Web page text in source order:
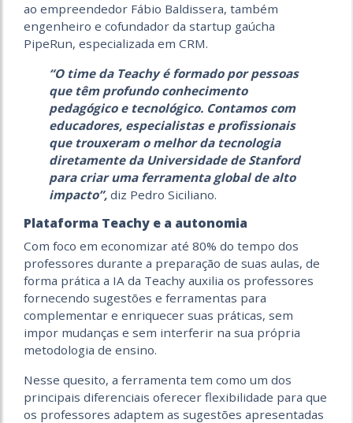
ao empreendedor Fábio Baldissera, também
engenheiro e cofundador da startup gaúcha
PipeRun, especializada em CRM.
“O time da Teachy é formado por pessoas
que têm profundo conhecimento
pedagógico e tecnológico. Contamos com
educadores, especialistas e profissionais
que trouxeram o melhor da tecnologia
diretamente da Universidade de Stanford
para criar uma ferramenta global de alto
impacto”, diz Pedro Siciliano.
Plataforma Teachy e a autonomia
Com foco em economizar até 80% do tempo dos
professores durante a preparação de suas aulas, de
forma prática a IA da Teachy auxilia os professores
fornecendo sugestões e ferramentas para
complementar e enriquecer suas práticas, sem
impor mudanças e sem interferir na sua própria
metodologia de ensino.
Nesse quesito, a ferramenta tem como um dos
principais diferenciais oferecer flexibilidade para que
os professores adaptem as sugestões apresentadas